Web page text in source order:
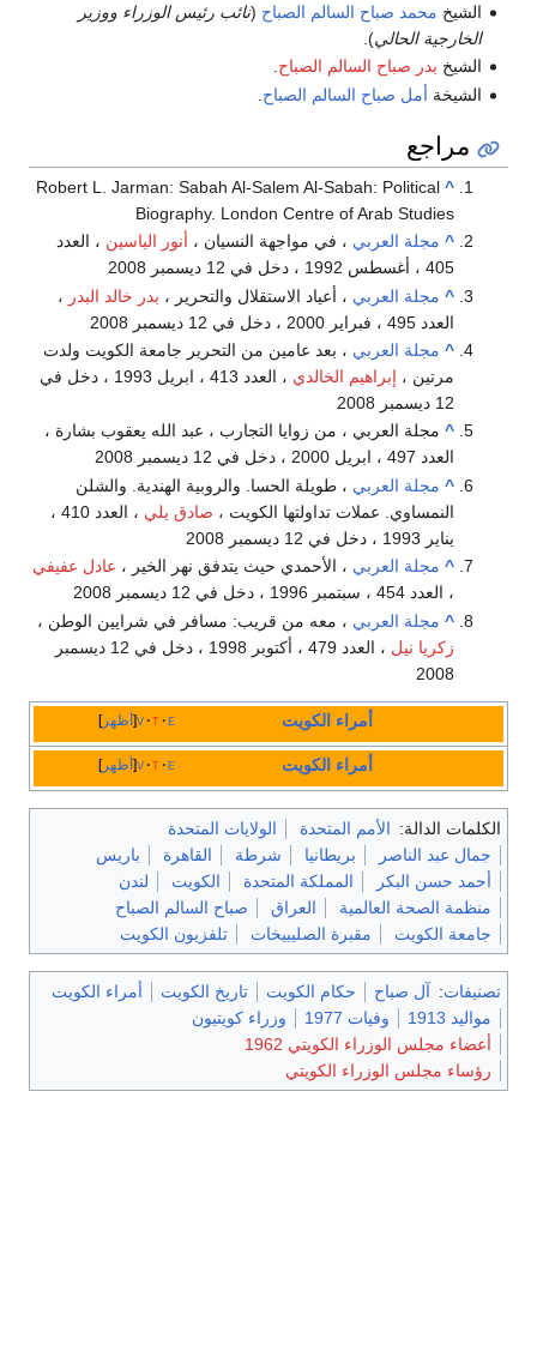
الشيخ محمد صباح السالم الصباح (نائب رئيس الوزراء ووزير
الخارجية الحالي).
الشيخ بدر صباح السالم الصباح
الشيخة أمل صباح السالم الصباح
مراجع
^
Robert L. Jarman: Sabah Al-Salem Al-Sabah: Political
Biography. London Centre of Arab Studies
^ مجلة العربي ، في مواجهة النسيان ، أنور الياسين ، العدد
405 ، أغسطس 1992 ، دخل في 12 ديسمبر 2008
^ مجلة العربي ، أعياد الاستقلال والتحرير ، بدر خالد البدر ،
العدد 495 ، فبراير 2000 ، دخل في 12 ديسمبر 2008
^ مجلة العربي ، بعد عامين من التحرير جامعة الكويت ولدت
مرتين ، إبراهيم الخالدي
، العدد 413 ، ابريل 1993 ، دخل في
12 ديسمبر 2008
^ مجلة العربي ، من زوايا التجارب ، عبد الله يعقوب بشارة ،
العدد 497 ، ابريل 2000 ، دخل في 12 ديسمبر 2008
^ مجلة العربي ، طويلة الحسا. والروبية الهندية. والشلن
النمساوي. عملات تداولتها الكويت ، صادق يلي
، العدد 410 ،
يناير 1993 ، دخل في 12 ديسمبر 2008
^ مجلة العربي ، الأحمدي حيث يتدفق نهر الخير ، عادل عفيفي
، العدد 454 ، سبتمبر 1996 ، دخل في 12 ديسمبر 2008
^ مجلة العربي ، معه من قريب: مسافر في شرايين الوطن ،
زكريا نيل
، العدد 479 ، أكتوبر 1998 ، دخل في 12 ديسمبر
2008
أظهر v t e أمراء الكويت
أظهر v t e أمراء الكويت
الكلمات الدالة: الأمم المتحدة
الولايات المتحدة
جمال عبد الناصر
بريطانيا شرطة القاهرة
باريس
أحمد حسن البكر
المملكة المتحدة الكويت
لندن
منظمة الصحة العالمية
العراق
صباح السالم الصباح
جامعة الكويت
مقبرة الصليبيخات تلفزيون الكويت
تصنيفات: آل صباح حكام الكويت تاريخ الكويت
أمراء الكويت
مواليد 1913
وفيات 1977
وزراء كويتيون
أعضاء مجلس الوزراء الكويتي 1962
رؤساء مجلس الوزراء الكويتي